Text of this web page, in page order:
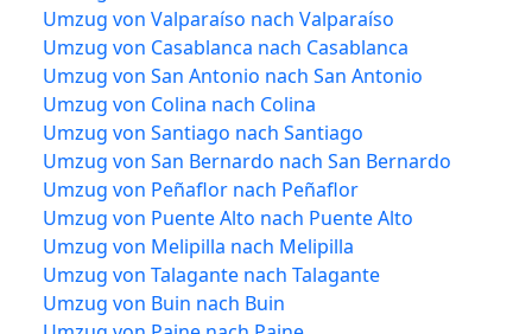
Umzug von Valparaíso nach Valparaíso
Umzug von Casablanca nach Casablanca
Umzug von San Antonio nach San Antonio
Umzug von Colina nach Colina
Umzug von Santiago nach Santiago
Umzug von San Bernardo nach San Bernardo
Umzug von Peñaflor nach Peñaflor
Umzug von Puente Alto nach Puente Alto
Umzug von Melipilla nach Melipilla
Umzug von Talagante nach Talagante
Umzug von Buin nach Buin